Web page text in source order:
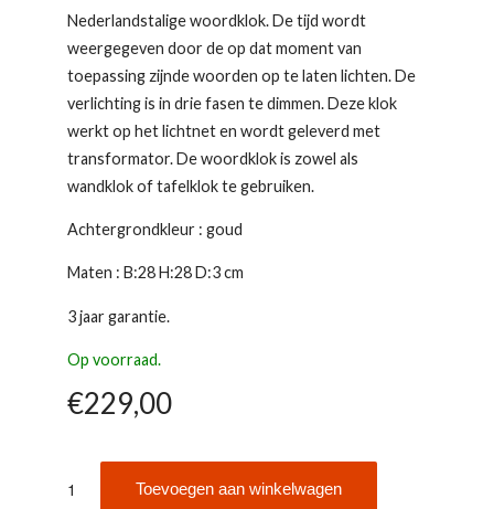
Nederlandstalige woordklok. De tijd wordt
weergegeven door de op dat moment van
toepassing zijnde woorden op te laten lichten. De
verlichting is in drie fasen te dimmen. Deze klok
werkt op het lichtnet en wordt geleverd met
transformator. De woordklok is zowel als
wandklok of tafelklok te gebruiken.
Achtergrondkleur : goud
Maten : B:28 H:28 D:3 cm
3 jaar garantie.
Op voorraad.
€229,00
woordklok
Toevoegen aan winkelwagen